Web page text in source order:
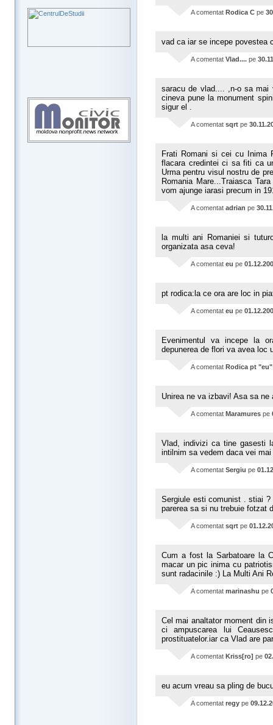
A comentat Rodica C pe
vad ca iar se incepe povestea
A comentat Vlad.... pe
saracu de vlad.... ,n-o sa mai
cineva pune la monument
sigur el .
A comentat sqrt pe
Frati Romani si cei cu Inima
flacara credintei ci sa fiti ca
Urma pentru visul nostru de
Romania Mare...Traiasca
vom ajunge iarasi precum in
A comentat adrian pe
la multi ani Romaniei si
organizata asa ceva!
A comentat eu pe
pt rodica:la ce ora are loc in
A comentat eu pe
Evenimentul va incepe la
depunerea de flori va avea loc
A comentat Rodica pt "eu"
Unirea ne va izbavi! Asa sa
A comentat Maramures pe
Vlad, indivizi ca tine gasesti
intilnim sa vedem daca vei
A comentat Sergiu pe
Sergiule esti comunist . stiai
parerea sa si nu trebuie fotzat
A comentat sqrt pe
Cum a fost la Sarbatoare la
macar un pic inima cu
sunt radacinile :) La Multi Ani
A comentat marinashu pe
Cel mai analtator moment din
ci ampuscarea lui
prostituatelor.iar ca Vlad are
A comentat Kriss[ro] pe
eu acum vreau sa pling de
A comentat regy pe